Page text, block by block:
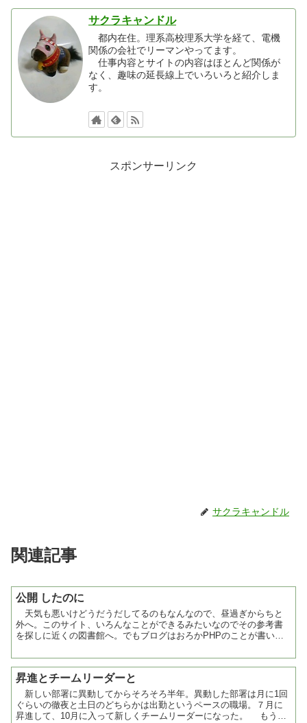
サクラキャンドル
都内在住。理系高校理系大学を経て、電機
関係の会社でリーマンやってます。
仕事内容とサイトの内容はほとんど関係が
なく、趣味の延長線上でいろいろと紹介しま
す。
スポンサーリンク
サクラキャンドル
関連記事
公開 したのに
天気も悪いけどうだうだしてるのもなんなので、昼過ぎからちと
外へ。このサイト、いろんなことができるみたいなのでその参考書
を探しに近くの図書館へ。でもブログはおろかPHPのことが書いて
昇進とチームリーダーと
新しい部署に異動してからそろそろ半年。異動した部署は月に1回
ぐらいの徹夜と土日のどちらかは出勤というペースの職場。７月に
昇進して、10月に入って新しくチームリーダーになった。 もうチ